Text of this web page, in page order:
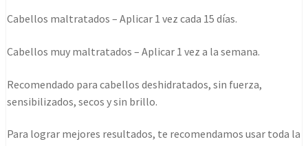
Cabellos maltratados – Aplicar 1 vez cada 15 días.
Cabellos muy maltratados – Aplicar 1 vez a la semana.
Recomendado para cabellos deshidratados, sin fuerza,
sensibilizados, secos y sin brillo.
Para lograr mejores resultados, te recomendamos usar toda la